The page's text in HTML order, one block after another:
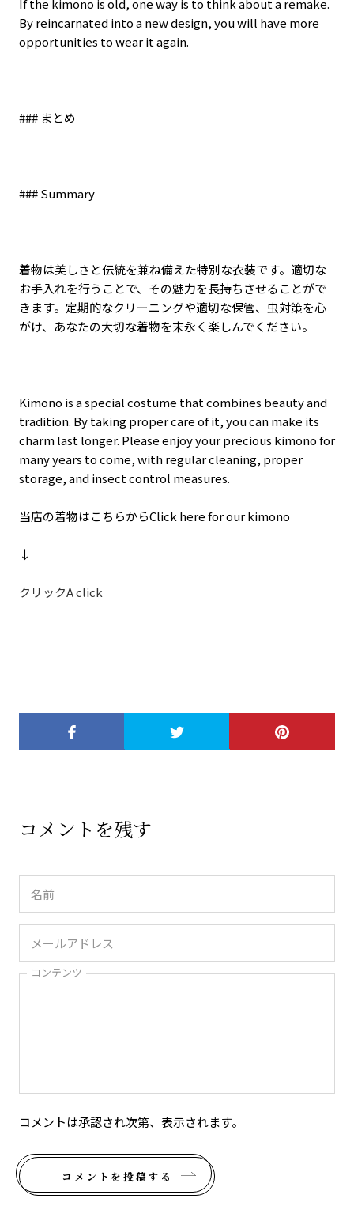
If the kimono is old, one way is to think about a remake.
By reincarnated into a new design, you will have more
opportunities to wear it again.
### まとめ
### Summary
着物は美しさと伝統を兼ね備えた特別な衣装です。適切な
お手入れを行うことで、その魅力を長持ちさせることがで
きます。定期的なクリーニングや適切な保管、虫対策を心
がけ、あなたの大切な着物を末永く楽しんでください。
Kimono is a special costume that combines beauty and
tradition. By taking proper care of it, you can make its
charm last longer. Please enjoy your precious kimono for
many years to come, with regular cleaning, proper
storage, and insect control measures.
当店の着物はこちらからClick here for our kimono
↓
クリックA click
コメントを残す
コンテンツ
コメントは承認され次第、表示されます。
コメントを投稿する